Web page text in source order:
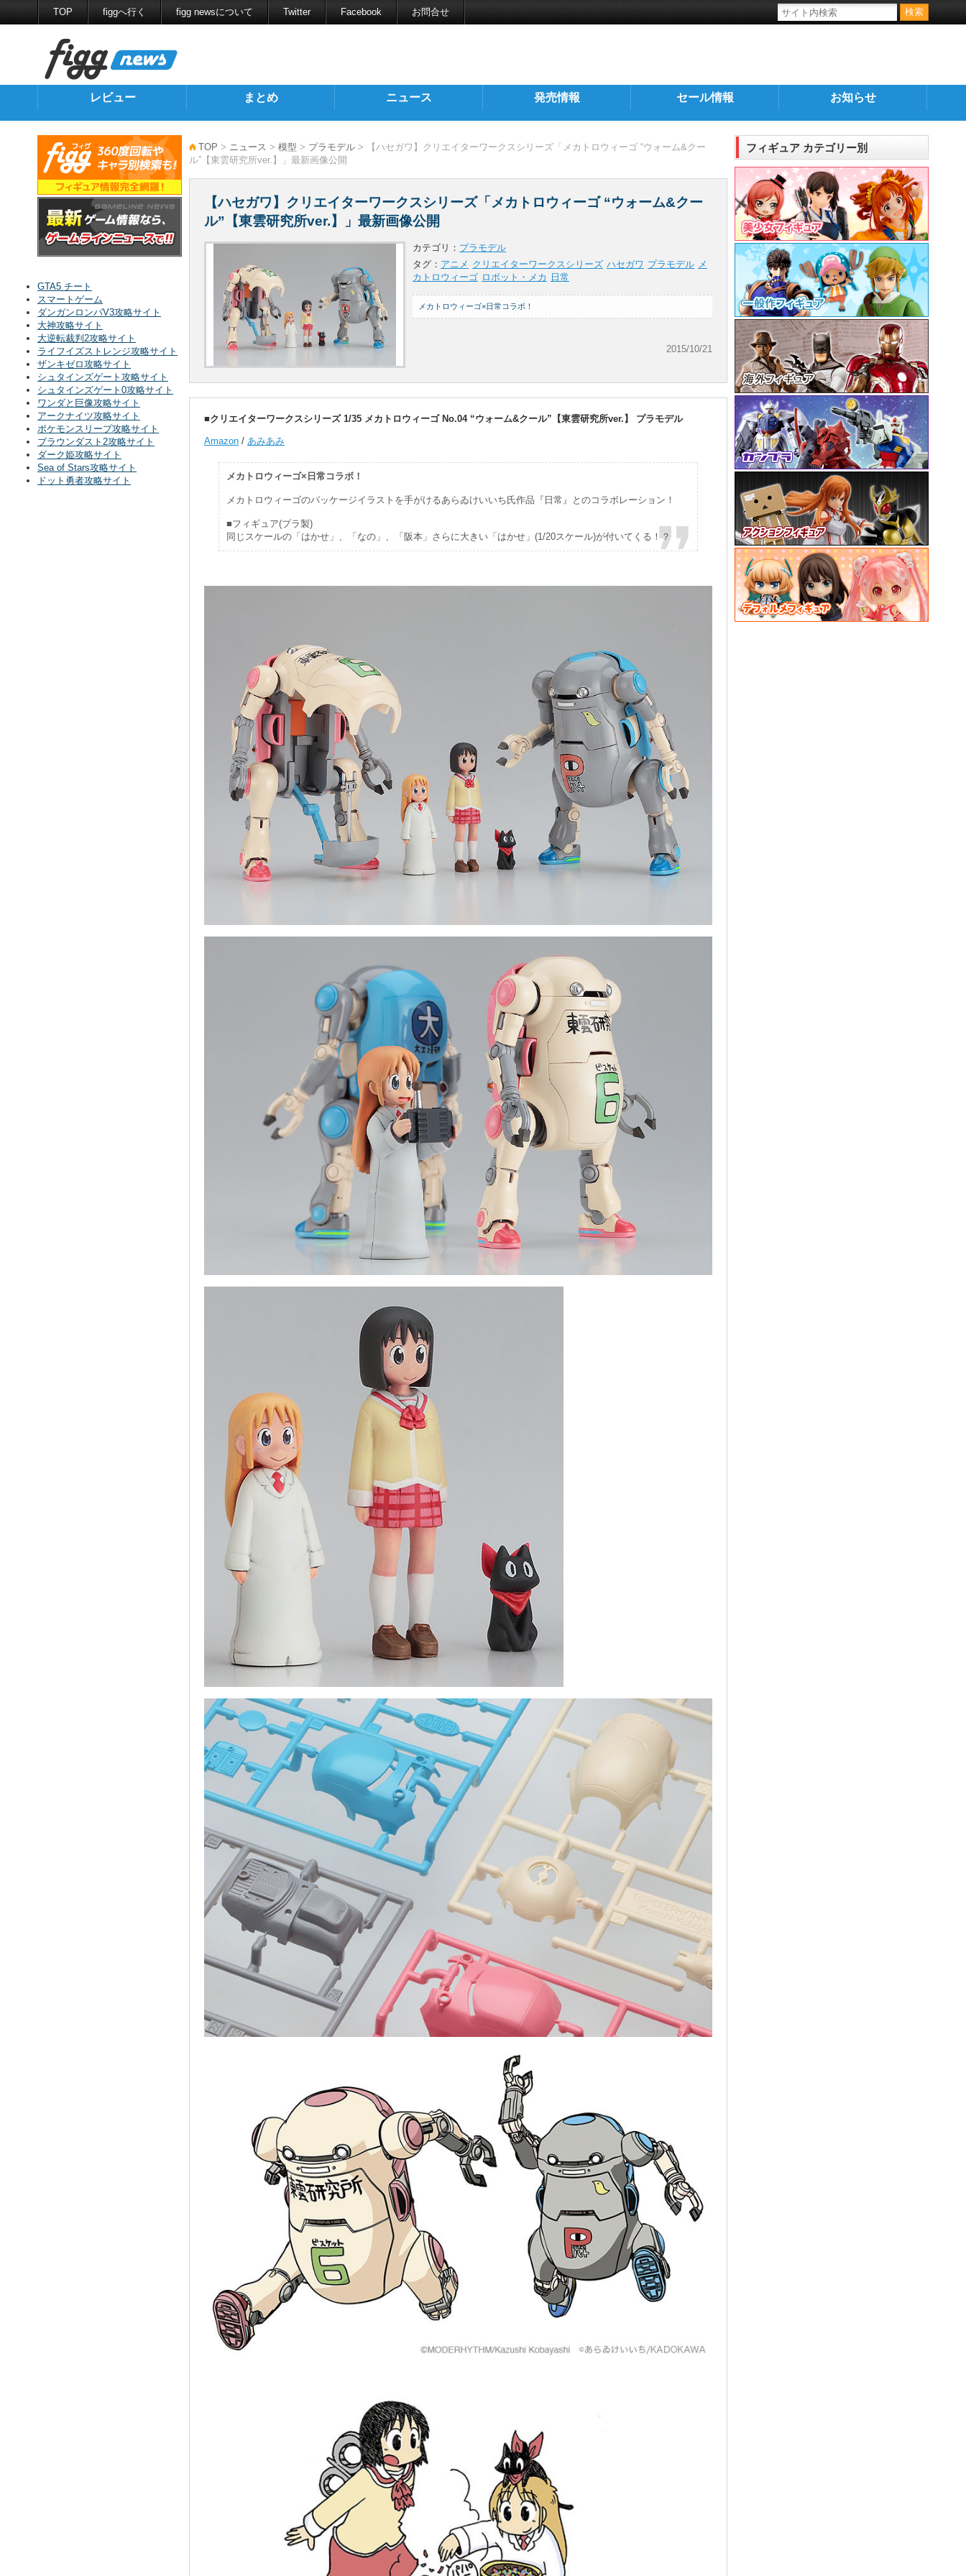
TOP figgへ行く figg newsについて Twitter Facebook お問合せ
レビュー まとめ ニュース 発売情報 セール情報 お知らせ
TOP > ニュース > 模型 > プラモデル > 【ハセガワ】クリエイターワークスシリーズ「メカトロウィーゴ “ウォーム&クー
ル”【東雲研究所ver.】」最新画像公開
【ハセガワ】クリエイターワークスシリーズ「メカトロウィーゴ “ウォーム&クー
ル”【東雲研究所ver.】」最新画像公開
カテゴリ： プラモデル
タグ： アニメ クリエイターワークスシリーズ ハセガワ プラモデル メ
カトロウィーゴ ロボット・メカ 日常
2015/10/21
メカトロウィーゴ×日常コラボ！
■クリエイターワークスシリーズ 1/35 メカトロウィーゴ No.04 “ウォーム&クール”【東雲研究所ver.】 プラモデル
Amazon / あみあみ
メカトロウィーゴ×日常コラボ！
メカトロウィーゴのパッケージイラストを手がけるあらゐけいいち氏作品『日常』とのコラボレーション！
■フィギュア(プラ製)
同じスケールの「はかせ」、「なの」、「阪本」さらに大きい「はかせ」(1/20スケール)が付いてくる！？
GTA5 チート
スマートゲーム
ダンガンロンパV3攻略サイト
大神攻略サイト
大逆転裁判2攻略サイト
ライフイズストレンジ攻略サイト
ザンキゼロ攻略サイト
シュタインズゲート攻略サイト
シュタインズゲート0攻略サイト
ワンダと巨像攻略サイト
アークナイツ攻略サイト
ポケモンスリープ攻略サイト
ブラウンダスト2攻略サイト
ダーク姫攻略サイト
Sea of Stars攻略サイト
ドット勇者攻略サイト
フィギュア カテゴリー別